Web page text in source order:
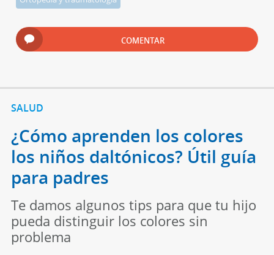
COMENTAR
SALUD
¿Cómo aprenden los colores
los niños daltónicos? Útil guía
para padres
Te damos algunos tips para que tu hijo
pueda distinguir los colores sin
problema